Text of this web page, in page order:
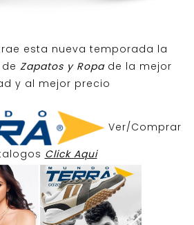
esta nueva temporada la
Zapatos y Ropa de la mejor
y al mejor precio
Ver/Comprar
Click Aqui